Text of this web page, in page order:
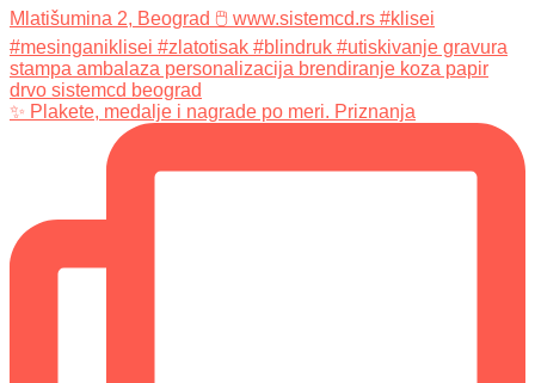
✨ Plakete, medalje i nagrade po meri. Priznanja